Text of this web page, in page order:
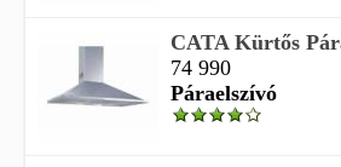
CATA Kürtős
74 990
Páraelszívó